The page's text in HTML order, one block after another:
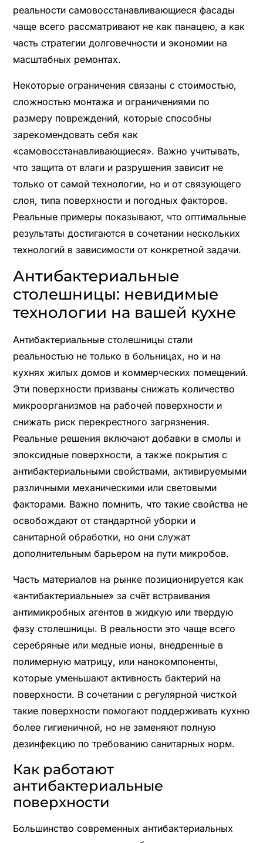
реальности самовосстанавливающиеся фасады
чаще всего рассматривают не как панацею, а как
часть стратегии долговечности и экономии на
масштабных ремонтах.
Некоторые ограничения связаны с стоимостью,
сложностью монтажа и ограничениями по
размеру повреждений, которые способны
зарекомендовать себя как
«самовосстанавливающиеся». Важно учитывать,
что защита от влаги и разрушения зависит не
только от самой технологии, но и от связующего
слоя, типа поверхности и погодных факторов.
Реальные примеры показывают, что оптимальные
результаты достигаются в сочетании нескольких
технологий в зависимости от конкретной задачи.
Антибактериальные
столешницы: невидимые
технологии на вашей кухне
Антибактериальные столешницы стали
реальностью не только в больницах, но и на
кухнях жилых домов и коммерческих помещений.
Эти поверхности призваны снижать количество
микроорганизмов на рабочей поверхности и
снижать риск перекрестного загрязнения.
Реальные решения включают добавки в смолы и
эпоксидные поверхности, а также покрытия с
антибактериальными свойствами, активируемыми
различными механическими или световыми
факторами. Важно помнить, что такие свойства не
освобождают от стандартной уборки и
санитарной обработки, но они служат
дополнительным барьером на пути микробов.
Часть материалов на рынке позиционируется как
«антибактериальные» за счёт встраивания
антимикробных агентов в жидкую или твердую
фазу столешницы. В реальности это чаще всего
серебряные или медные ионы, внедренные в
полимерную матрицу, или нанокомпоненты,
которые уменьшают активность бактерий на
поверхности. В сочетании с регулярной чисткой
такие поверхности помогают поддерживать кухню
более гигиеничной, но не заменяют полную
дезинфекцию по требованию санитарных норм.
Как работают
антибактериальные
поверхности
Большинство современных антибактериальных